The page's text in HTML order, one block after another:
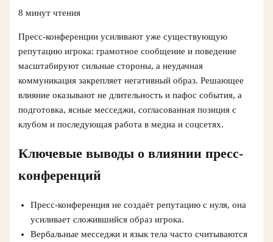
8 минут чтения
Пресс-конференции усиливают уже существующую
репутацию игрока: грамотное сообщение и поведение
масштабируют сильные стороны, а неудачная
коммуникация закрепляет негативный образ. Решающее
влияние оказывают не длительность и пафос события, а
подготовка, ясные месседжи, согласованная позиция с
клубом и последующая работа в медиа и соцсетях.
Ключевые выводы о влиянии пресс-
конференций
Пресс-конференция не создаёт репутацию с нуля, она
усиливает сложившийся образ игрока.
Вербальные месседжи и язык тела часто считываются